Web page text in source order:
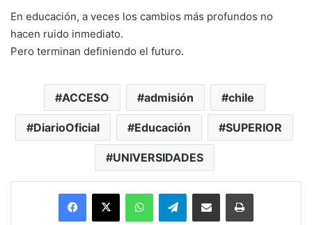
En educación, a veces los cambios más profundos no
hacen ruido inmediato.
Pero terminan definiendo el futuro.
ACCESO admisión chile
DiarioOficial Educación SUPERIOR
UNIVERSIDADES
Facebook
X WhatsAppTelegramEnviar vía email Imprimir